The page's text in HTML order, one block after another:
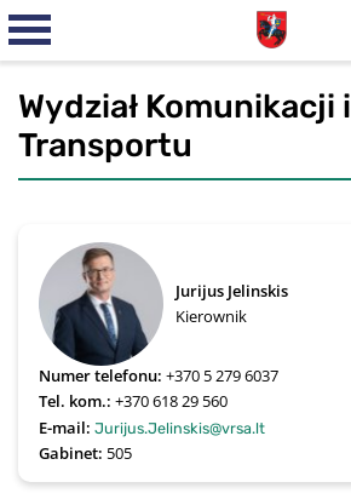
Wydział Komunikacji i
Transportu
Jurijus Jelinskis
Kierownik
Numer telefonu:+370 5 279 6037
Tel. kom.:+370 618 29 560
E-mail:Jurijus.Jelinskis@vrsa.lt
Gabinet: 505